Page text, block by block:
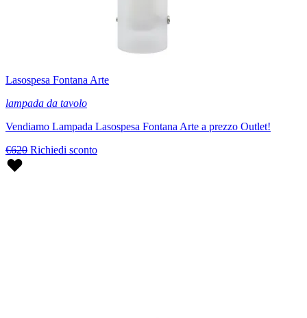
Lasospesa Fontana Arte
lampada da tavolo
Vendiamo Lampada Lasospesa Fontana Arte a prezzo Outlet!
€620 Richiedi sconto